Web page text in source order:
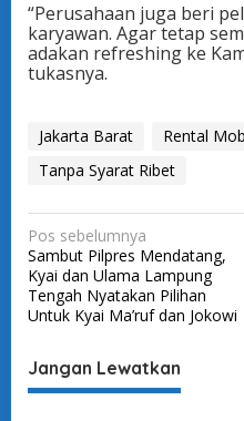
“Perusahaan juga beri
karyawan. Agar tetap
adakan refreshing ke
tukasnya.
Jakarta Barat Rental
Tanpa Syarat Ribet
N
a
v
i
g
a
Pos sebelumnya
Sambut Pilpres Mendatang,
Kyai dan Ulama Lampung
Tengah Nyatakan Pilihan
Untuk Kyai Ma’ruf dan Jokowi
Jangan Lewatkan